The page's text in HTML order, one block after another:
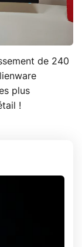
de 240
plus
!